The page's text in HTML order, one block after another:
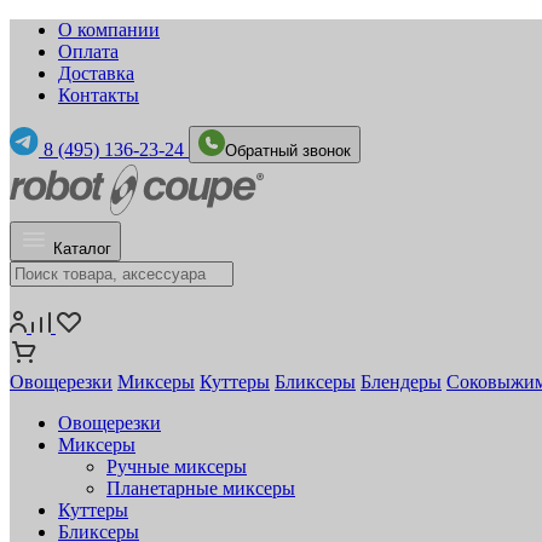
О компании
Оплата
Доставка
Контакты
8 (495) 136-23-24 Обратный звонок
Каталог
Овощерезки Миксеры Куттеры Бликсеры Блендеры
Овощерезки
Миксеры
Ручные миксеры
Планетарные миксеры
Куттеры
Бликсеры